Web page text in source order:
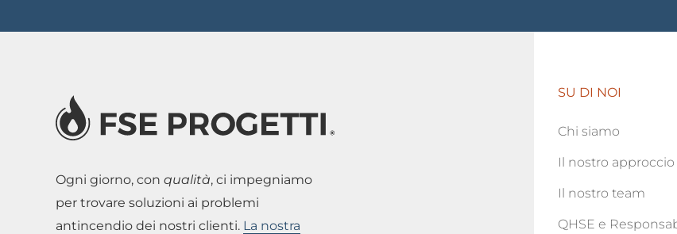
Ogni giorno, con qualità, ci impegniamo
per trovare soluzioni ai problemi
antincendio dei nostri clienti. La nostra
SU DI NOI
Chi siamo
Il nostro approccio
Il nostro team
QHSE e